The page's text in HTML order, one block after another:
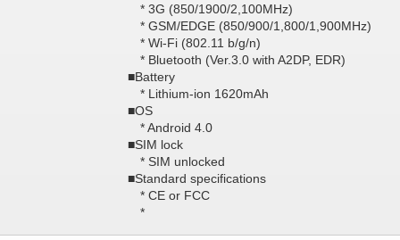
* 3G (850/1900/2,100MHz)
* GSM/EDGE (850/900/1,800/1,900MHz)
* Wi-Fi (802.11 b/g/n)
* Bluetooth (Ver.3.0 with A2DP, EDR)
■Battery
* Lithium-ion 1620mAh
■OS
* Android 4.0
■SIM lock
* SIM unlocked
■Standard specifications
* CE or FCC
*